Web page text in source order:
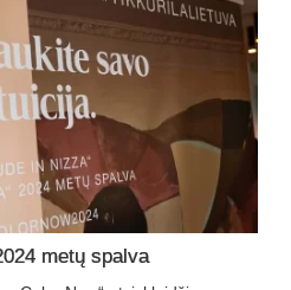
metų spalva